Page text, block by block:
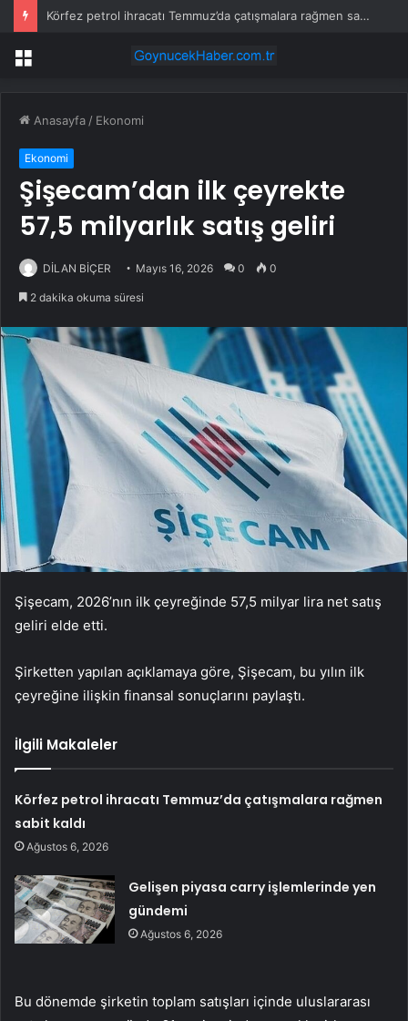
Körfez petrol ihracatı Temmuz’da çatışmalara rağmen sabit kaldı
Menü
Anasayfa / Ekonomi
Ekonomi
Şişecam’dan ilk çeyrekte
57,5 milyarlık satış geliri
DİLAN BİÇER Mayıs 16, 2026 0 0
2 dakika okuma süresi
Şişecam, 2026’nın ilk çeyreğinde 57,5 milyar lira net satış
geliri elde etti.
Şirketten yapılan açıklamaya göre, Şişecam, bu yılın ilk
çeyreğine ilişkin finansal sonuçlarını paylaştı.
İlgili Makaleler
Körfez petrol ihracatı Temmuz’da çatışmalara rağmen
sabit kaldı
Ağustos 6, 2026
Gelişen piyasa carry işlemlerinde yen
gündemi
Ağustos 6, 2026
Bu dönemde şirketin toplam satışları içinde uluslararası